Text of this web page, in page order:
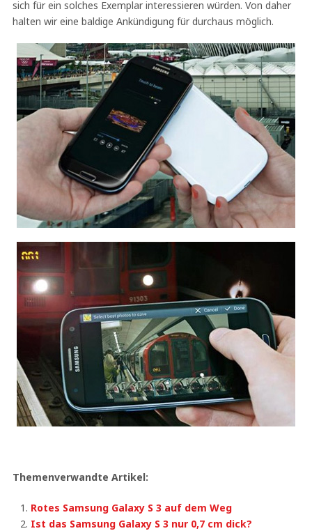
sich für ein solches Exemplar interessieren würden. Von daher
halten wir eine baldige Ankündigung für durchaus möglich.
Themenverwandte Artikel:
Rotes Samsung Galaxy S 3 auf dem Weg
Ist das Samsung Galaxy S 3 nur 0,7 cm dick?